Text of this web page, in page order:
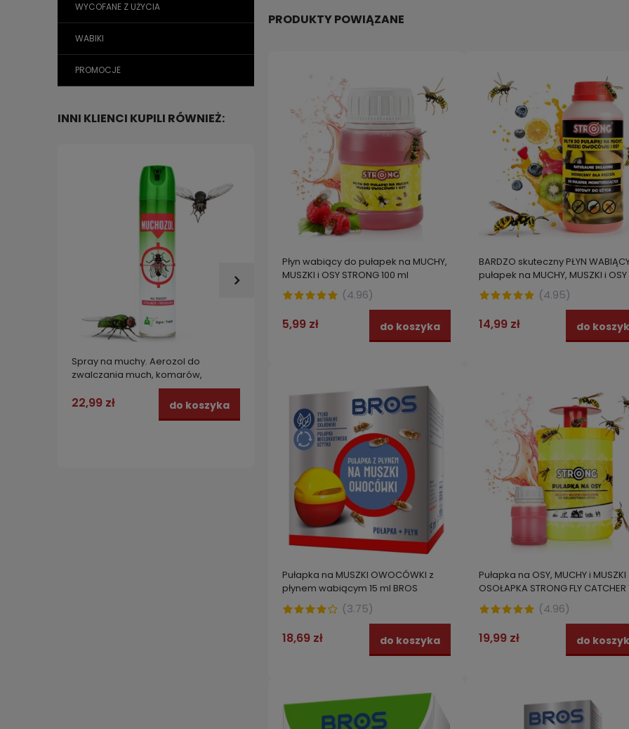
WYCOFANE Z UŻYCIA
WABIKI
PROMOCJE
INNI KLIENCI KUPILI RÓWNIEŻ:
Spray na muchy. Aerozol do
zwalczania much, komarów,
meszek, muszek MUCHOZOL 300 ml
22,99 zł do koszyka do koszyka 24,99 zł
Najniższa cena:39,00 zł
do
PRODUKTY POWIĄZANE
Płyn wabiący do pułapek na MUCHY,
MUSZKI i OSY STRONG 100 ml
(4.96)
5,99 zł do koszyka
BARDZO skuteczny PŁYN
pułapek na MUCHY, MUSZKI i
ml STRONG
(4.95)
14,99 zł do
Pułapka na MUSZKI OWOCÓWKI z
płynem wabiącym 15 ml BROS
(3.75)
18,69 zł do koszyka
Pułapka na OSY, MUCHY i MUSZKI
OSOŁAPKA STRONG FLY CATCHER
+ płyn WABIĄCY
(4.96)
19,99 zł do